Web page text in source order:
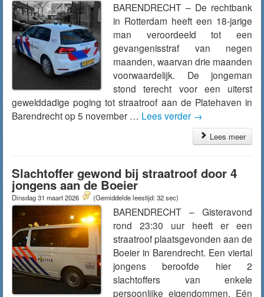
BARENDRECHT – De rechtbank
in Rotterdam heeft een 18-jarige
man veroordeeld tot een
gevangenisstraf van negen
maanden, waarvan drie maanden
voorwaardelijk. De jongeman
stond terecht voor een uiterst
gewelddadige poging tot straatroof aan de Platehaven in
Barendrecht op 5 november … Lees verder →
Lees meer
Slachtoffer gewond bij straatroof door 4
jongens aan de Boeier
Dinsdag 31 maart 2026 (Gemiddelde leestijd: 32 sec)
BARENDRECHT – Gisteravond
rond 23:30 uur heeft er een
straatroof plaatsgevonden aan de
Boeier in Barendrecht. Een viertal
jongens beroofde hier 2
slachtoffers van enkele
persoonlijke eigendommen. Eén